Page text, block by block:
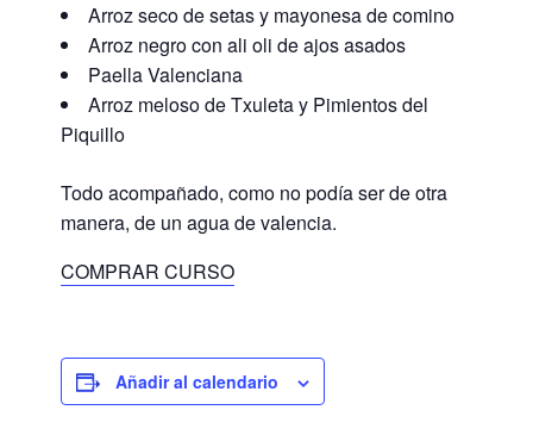
Arroz seco de setas y mayonesa de comino
Arroz negro con ali oli de ajos asados
Paella Valenciana
Arroz meloso de Txuleta y Pimientos del
Piquillo
Todo acompañado, como no podía ser de otra
manera, de un agua de valencia.
COMPRAR CURSO
Añadir al calendario